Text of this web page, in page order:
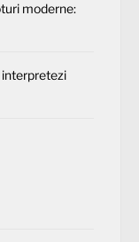
moderne:
interpretezi